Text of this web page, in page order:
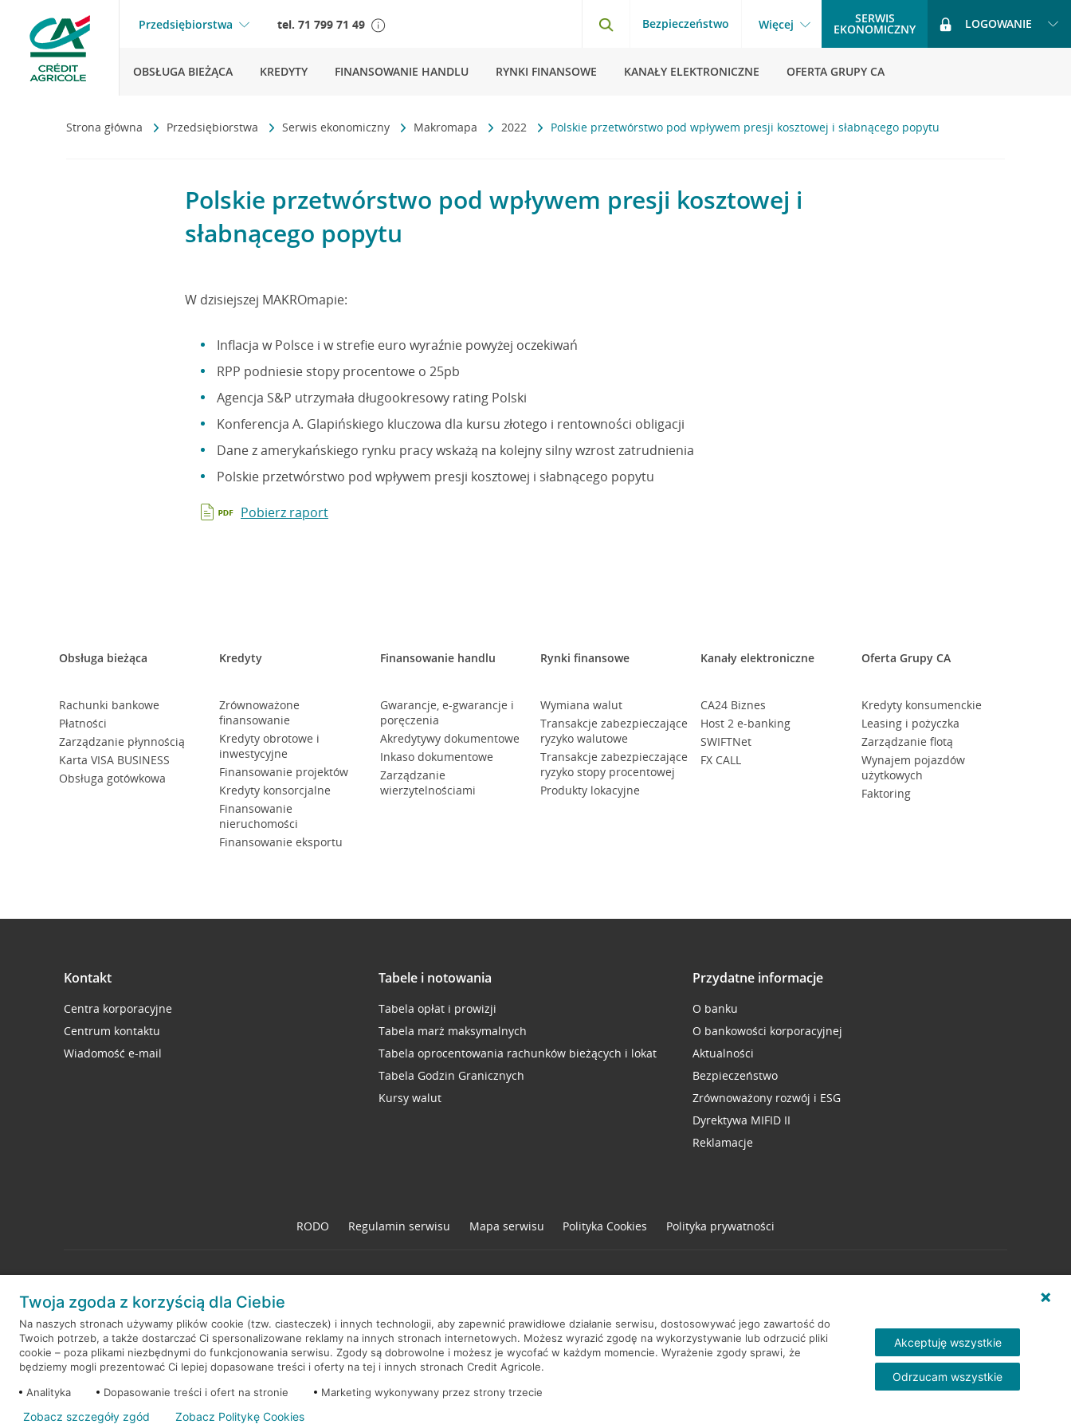
Przedsiębiorstwa tel. 71 799 71 49 Bezpieczeństwo Więcej SERWIS
EKONOMICZNY LOGOWANIE
OBSŁUGA BIEŻĄCA KREDYTY FINANSOWANIE HANDLU RYNKI FINANSOWE KANAŁY ELEKTRONICZNE OFERTA GRUPY CA
Strona główna Przedsiębiorstwa Serwis ekonomiczny Makromapa 2022 Polskie przetwórstwo pod wpływem presji kosztowej i słabnącego popytu
Polskie przetwórstwo pod wpływem presji kosztowej i
słabnącego popytu
W dzisiejszej MAKROmapie:
Inflacja w Polsce i w strefie euro wyraźnie powyżej oczekiwań
RPP podniesie stopy procentowe o 25pb
Agencja S&P utrzymała długookresowy rating Polski
Konferencja A. Glapińskiego kluczowa dla kursu złotego i rentowności obligacji
Dane z amerykańskiego rynku pracy wskażą na kolejny silny wzrost zatrudnienia
Polskie przetwórstwo pod wpływem presji kosztowej i słabnącego popytu
Pobierz raport
Obsługa bieżąca
Rachunki bankowe
Płatności
Zarządzanie płynnością
Karta VISA BUSINESS
Obsługa gotówkowa
Kredyty
Zrównoważone
finansowanie
Kredyty obrotowe i
inwestycyjne
Finansowanie projektów
Kredyty konsorcjalne
Finansowanie
nieruchomości
Finansowanie eksportu
Finansowanie handlu
Gwarancje, e-gwarancje i
poręczenia
Akredytywy dokumentowe
Inkaso dokumentowe
Zarządzanie
wierzytelnościami
Rynki finansowe
Wymiana walut
Transakcje zabezpieczające
ryzyko walutowe
Transakcje zabezpieczające
ryzyko stopy procentowej
Produkty lokacyjne
Kanały elektroniczne
CA24 Biznes
Host 2 e-banking
SWIFTNet
FX CALL
Oferta Grupy CA
Kredyty konsumenckie
Leasing i pożyczka
Zarządzanie flotą
Wynajem pojazdów
użytkowych
Faktoring
Kontakt
Centra korporacyjne
Centrum kontaktu
Wiadomość e-mail
Tabele i notowania
Tabela opłat i prowizji
Tabela marż maksymalnych
Tabela oprocentowania rachunków bieżących i lokat
Tabela Godzin Granicznych
Kursy walut
Przydatne informacje
O banku
O bankowości korporacyjnej
Aktualności
Bezpieczeństwo
Zrównoważony rozwój i ESG
Dyrektywa MIFID II
Reklamacje
RODO Regulamin serwisu Mapa serwisu Polityka Cookies Polityka prywatności
© 2026 Credit Agricole Bank Polska S.A. Wszelkie prawa zastrzeżone
Twoja zgoda z korzyścią dla Ciebie
Na naszych stronach używamy plików cookie (tzw. ciasteczek) i innych technologii, aby zapewnić prawidłowe działanie serwisu, dostosowywać jego zawartość do
Twoich potrzeb, a także dostarczać Ci spersonalizowane reklamy na innych stronach internetowych. Możesz wyrazić zgodę na wykorzystywanie lub odrzucić pliki
cookie – poza plikami niezbędnymi do funkcjonowania serwisu. Zgody są dobrowolne i możesz je wycofać w każdym momencie. Wyrażenie zgody sprawi, że
będziemy mogli prezentować Ci lepiej dopasowane treści i oferty na tej i innych stronach Credit Agricole.
Analityka
Dopasowanie treści i ofert na stronie Marketing wykonywany przez strony trzecie
Akceptuję wszystkie
Odrzucam wszystkie
Zobacz szczegóły zgód Zobacz Politykę Cookies